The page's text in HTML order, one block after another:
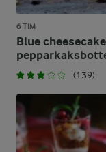
6 TIM
Blue
(139)